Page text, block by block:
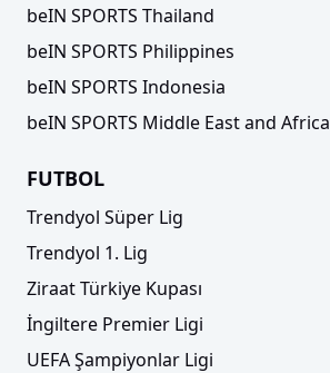
beIN SPORTS Thailand
beIN SPORTS Philippines
beIN SPORTS Indonesia
beIN SPORTS Middle East and Africa
FUTBOL
Trendyol Süper Lig
Trendyol 1. Lig
Ziraat Türkiye Kupası
İngiltere Premier Ligi
UEFA Şampiyonlar Ligi